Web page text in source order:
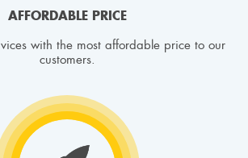
AFFORDABLE PRICE
with the most affordable price to our
customers.